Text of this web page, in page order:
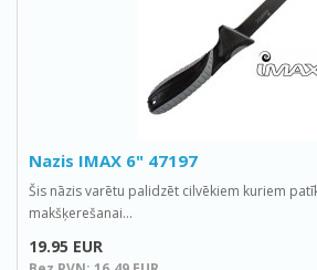
Nazis IMAX 6" 47197
Šis nāzis varētu palidzēt cilvēkiem kuriem
makšķerešanai...
19.95 EUR